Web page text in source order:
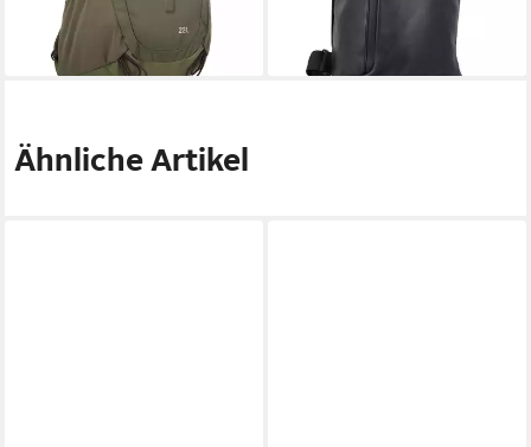
lieferbar - in 2-3 Werktagen bei dir lieferbar - in 2-3 Werktagen bei dir
Ähnliche Artikel